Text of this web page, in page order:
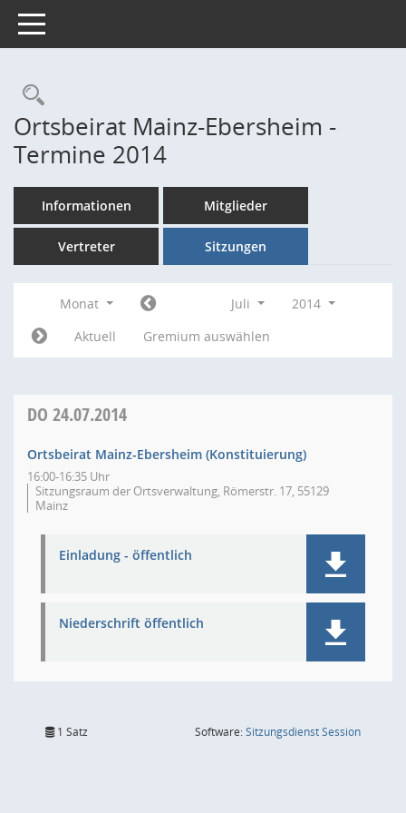
Toggle navigation
Rechercheauswahl
Ortsbeirat Mainz-Ebersheim -
Termine 2014
Informationen Mitglieder
Vertreter Sitzungen
Monat Juli
2014
Aktuell
Gremium auswählen
DO 24.07.2014
Ortsbeirat Mainz-Ebersheim (Konstituierung)
16:00-16:35 Uhr
Sitzungsraum der Ortsverwaltung, Römerstr. 17, 55129
Mainz
Einladung - öffentlich
Niederschrift öffentlich
1 Satz Software:SitzungsdienstSession(Wird in